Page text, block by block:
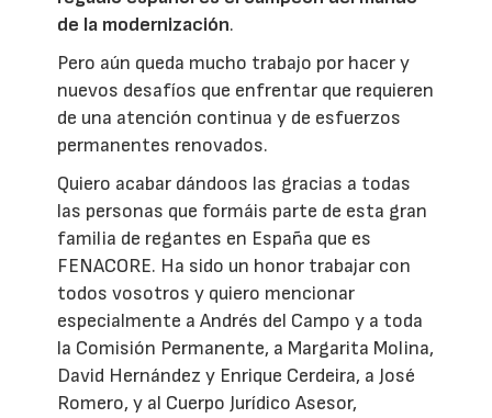
de la modernización.
Pero aún queda mucho trabajo por hacer y
nuevos desafíos que enfrentar que requieren
de una atención continua y de esfuerzos
permanentes renovados.
Quiero acabar dándoos las gracias a todas
las personas que formáis parte de esta gran
familia de regantes en España que es
FENACORE. Ha sido un honor trabajar con
todos vosotros y quiero mencionar
especialmente a Andrés del Campo y a toda
la Comisión Permanente, a Margarita Molina,
David Hernández y Enrique Cerdeira, a José
Romero, y al Cuerpo Jurídico Asesor,